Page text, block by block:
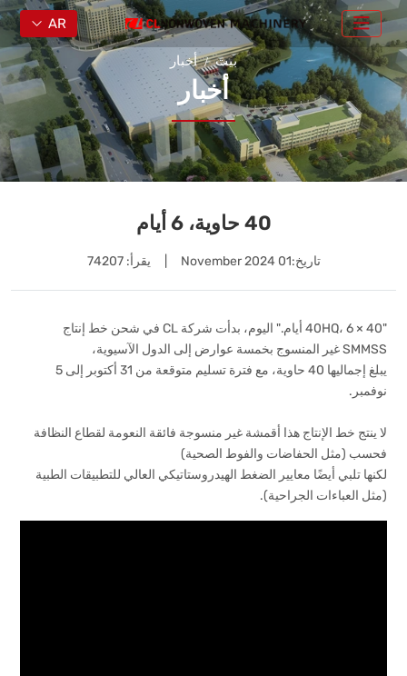
AR
بيت أخبار
أخبار
40 حاوية، 6 أيام
تاريخ:01 November 2024 يقرأ: 74207
"40 × 40HQ، 6 أيام." اليوم، بدأت شركة CL في شحن خط إنتاج
SMMSS غير المنسوج بخمسة عوارض إلى الدول الآسيوية،
يبلغ إجماليها 40 حاوية، مع فترة تسليم متوقعة من 31 أكتوبر إلى 5
نوفمبر.
لا ينتج خط الإنتاج هذا أقمشة غير منسوجة فائقة النعومة لقطاع النظافة
فحسب (مثل الحفاضات والفوط الصحية)
لكنها تلبي أيضًا معايير الضغط الهيدروستاتيكي العالي للتطبيقات الطبية
(مثل العباءات الجراحية).